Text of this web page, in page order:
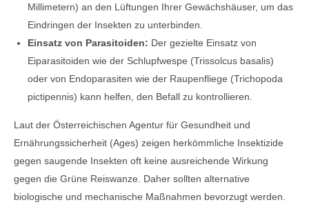
Millimetern) an den Lüftungen Ihrer Gewächshäuser, um das
Eindringen der Insekten zu unterbinden.
Einsatz von Parasitoiden: Der gezielte Einsatz von
Eiparasitoiden wie der Schlupfwespe (Trissolcus basalis)
oder von Endoparasiten wie der Raupenfliege (Trichopoda
pictipennis) kann helfen, den Befall zu kontrollieren.
Laut der Österreichischen Agentur für Gesundheit und
Ernährungssicherheit (Ages) zeigen herkömmliche Insektizide
gegen saugende Insekten oft keine ausreichende Wirkung
gegen die Grüne Reiswanze. Daher sollten alternative
biologische und mechanische Maßnahmen bevorzugt werden.